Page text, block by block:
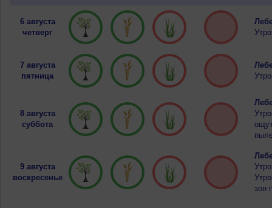
6 августа
четверг
7 августа
пятница
8 августа
суббота
9 августа
воскресенье
зон